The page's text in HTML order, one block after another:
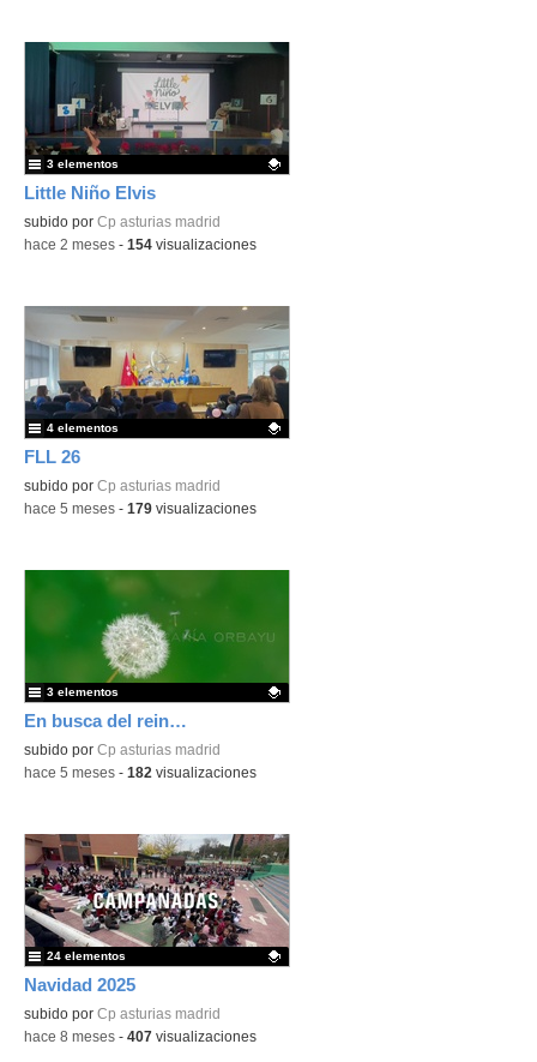
Little Niño Elvis
Contenido educativo.
subido por Cp asturias madrid
3 elementos
-hace 2 meses - 154 visualizaciones
FLL 26
Contenido educativo.
subido por Cp asturias madrid
4 elementos
-hace 5 meses - 179 visualizaciones
En busca del reino de Zog
Contenido educativo.
subido por Cp asturias madrid
3 elementos
-hace 5 meses - 182 visualizaciones
Navidad 2025
Contenido educativo.
subido por Cp asturias madrid
24 elementos
-hace 8 meses - 407 visualizaciones